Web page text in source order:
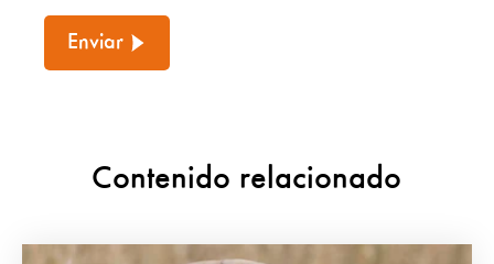
Enviar
Contenido relacionado